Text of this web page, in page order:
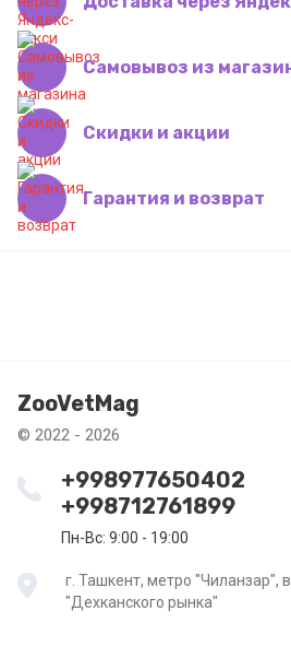
Самовывоз из
Скидки и акции
Гарантия и возврат
ZooVetMag
© 2022 - 2026
+998977650402
+998712761899
Пн-Вс: 9:00 - 19:00
г. Ташкент, метро "Чиланзар",
"Дехканского рынка"